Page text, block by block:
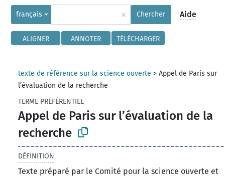
français × Chercher Aide
ALIGNER ANNOTER TÉLÉCHARGER
texte de référence sur la science ouverte >Appel de Paris sur
l’évaluation de la recherche
TERME PRÉFÉRENTIEL
Appel de Paris sur l’évaluation de la
recherche
DÉFINITION
Texte préparé par le Comité pour la science ouverte et